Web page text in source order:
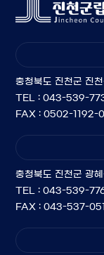
충청북도 진천군 진
TEL : 043-539-
FAX : 0502-1192-
충청북도 진천군 광
TEL : 043-539-
FAX : 043-537-